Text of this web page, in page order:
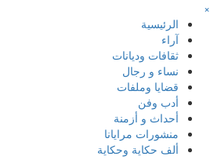
×
الرئيسية
آراء
ثقافات وديانات
نساء و رجال
قضايا وملفات
أدب وفن
أحداث و أزمنة
منشورات مرايانا
ألف حكاية وحكاية